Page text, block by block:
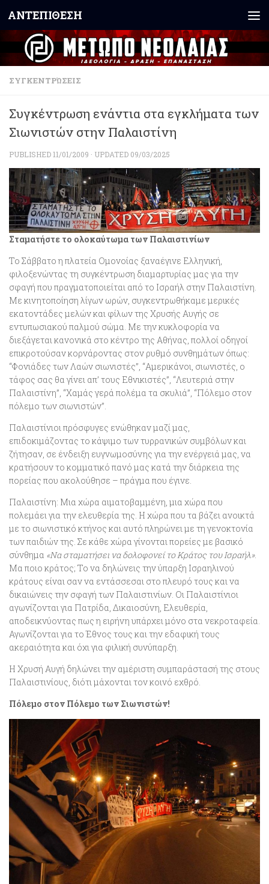
Skip to content
ΑΝΤΕΠΙΘΕΣΗ
ΣΥΓΚΕΝΤΡΏΣΕΙΣ
Συγκέντρωση ενάντια στα εγκλήματα των
Σιωνιστών στην Παλαιστίνη
PUBLISHED11/01/2009 · UPDATED 09/03/2025
Σταματήστε το ολοκαύτωμα των Παλαιστινίων
To Σάββατο η πλατεία Ομονοίας ξαναέγινε Ελληνική,
φιλοξενώντας τη συγκέντρωση διαμαρτυρίας μας για την
σφαγή που πραγματοποιείται από το Ισραήλ στην Παλαιστίνη.
Με κινητοποίηση λίγων ωρών, συγκεντρωθήκαμε μερικές
εκατοντάδες μελών και φίλων της Χρυσής Αυγής σε
εντυπωσιακού παλμού σώμα. Με την κυκλοφορία να
διεξάγεται κανονικά στο κέντρο της Αθήνας, πολλοί οδηγοί
επικροτούσαν κορνάροντας στον ρυθμό συνθημάτων όπως:
“Φονιάδες των Λαών σιωνιστές”, “Αμερικάνοι, σιωνιστές, ο
τάφος σας θα γίνει απ’ τους Εθνικιστές”, “Λευτεριά στην
Παλαιστίνη”, “Χαμάς γερά πολέμα τα σκυλιά”, “Πόλεμο στον
πόλεμο των σιωνιστών”.
Παλαιστίνιοι πρόσφυγες ενώθηκαν μαζί μας,
επιδοκιμάζοντας το κάψιμο των τυρρανικών συμβόλων και
ζήτησαν, σε ένδειξη ευγνωμοσύνης για την ενέργειά μας, να
κρατήσουν το κομματικό πανό μας κατά την διάρκεια της
πορείας που ακολούθησε – πράγμα που έγινε.
Παλαιστίνη: Μια χώρα αιματοβαμμένη, μια χώρα που
πολεμάει για την ελευθερία της. Η χώρα που τα βάζει ανοικτά
με το σιωνιστικό κτήνος και αυτό πληρώνει με τη γενοκτονία
των παιδιών της. Σε κάθε χώρα γίνονται πορείες με βασικό
σύνθημα «Να σταματήσει να δολοφονεί το Κράτος του Ισραήλ».
Μα ποιο κράτος; Το να δηλώνεις την ύπαρξη Ισραηλινού
κράτους είναι σαν να εντάσσεσαι στο πλευρό τους και να
δικαιώνεις την σφαγή των Παλαιστινίων. Οι Παλαιστίνιοι
αγωνίζονται για Πατρίδα, Δικαιοσύνη, Ελευθερία,
αποδεικνύοντας πως η ειρήνη υπάρχει μόνο στα νεκροταφεία.
Αγωνίζονται για το Έθνος τους και την εδαφική τους
ακεραιότητα και όχι για φιλική συνύπαρξη.
Η Χρυσή Αυγή δηλώνει την αμέριστη συμπαράστασή της στους
Παλαιστινίους, διότι μάχονται τον κοινό εχθρό.
Πόλεμο στον Πόλεμο των Σιωνιστών!